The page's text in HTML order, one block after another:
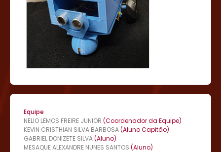
Equipe
NELIO LEMOS FREIRE JUNIOR (Coordenador da Equipe)
KEVIN CRISTHIAN SILVA BARBOSA(Aluno Capitão)
GABRIEL DONIZETE SILVA(Aluno)
MESAQUE ALEXANDRE NUNES SANTOS (Aluno)